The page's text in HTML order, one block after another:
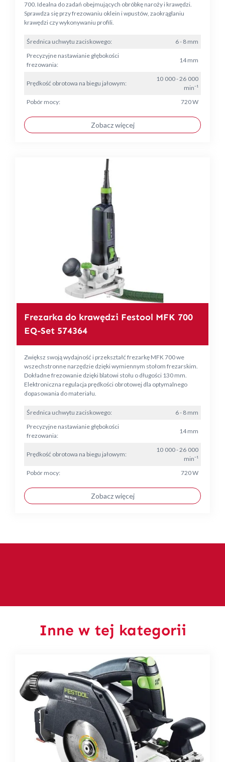
700. Idealna do zadań obejmujących obróbkę naroży i krawędzi.
Sprawdza się przy frezowaniu oklein i wpustów, zaokrąglaniu
krawędzi czy wykonywaniu profili.
Średnica uchwytu zaciskowego:
6 - 8 mm
Precyzyjne nastawianie głębokości
frezowania:
14 mm
Prędkość obrotowa na biegu jałowym:
10 000 - 26 000
min⁻¹
Pobór mocy:
720 W
Zobacz więcej
Frezarka do krawędzi Festool MFK 700
EQ-Set 574364
Zwiększ swoją wydajność i przekształć frezarkę MFK 700 we
wszechstronne narzędzie dzięki wymiennym stołom frezarskim.
Dokładne frezowanie dzięki blatowi stołu o długości 130 mm.
Elektroniczna regulacja prędkości obrotowej dla optymalnego
dopasowania do materiału.
Średnica uchwytu zaciskowego:
6 - 8 mm
Precyzyjne nastawianie głębokości
frezowania:
14 mm
Prędkość obrotowa na biegu jałowym:
10 000 - 26 000
min⁻¹
Pobór mocy:
720 W
Zobacz więcej
Inne w tej kategorii